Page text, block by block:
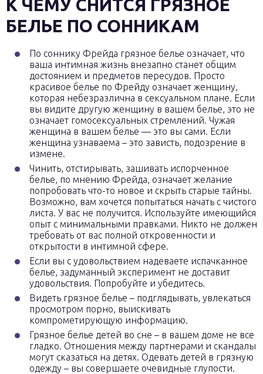
К ЧЕМУ СНИТСЯ ГРЯЗНОЕ
БЕЛЬЕ ПО СОННИКАМ
По соннику Фрейда грязное белье означает, что
ваша интимная жизнь внезапно станет общим
достоянием и предметов пересудов. Просто
красивое белье по Фрейду означает женщину,
которая небезразлична в сексуальном плане. Если
вы видите другую женщину в вашем белье, это не
означает гомосексуальных стремлений. Чужая
женщина в вашем белье — это вы сами. Если
женщина узнаваема – это зависть, подозрение в
измене.
Чинить, отстирывать, зашивать испорченное
белье, по мнению Фрейда, означает желание
попробовать что-то новое и скрыть старые тайны.
Возможно, вам хочется попытаться начать с чистого
листа. У вас не получится. Используйте имеющийся
опыт с минимальными правками. Никто не должен
требовать от вас полной откровенности и
открытости в интимной сфере.
Если вы с удовольствием надеваете испачканное
белье, задуманный эксперимент не доставит
удовольствия. Попробуйте и убедитесь.
Видеть грязное белье – подглядывать, увлекаться
просмотром порно, выискивать
компрометирующую информацию.
Грязное белье детей во сне – в вашем доме не все
гладко. Отношения между партнерами и скандалы
могут сказаться на детях. Одевать детей в грязную
одежду – вы совершаете очевидные глупости.